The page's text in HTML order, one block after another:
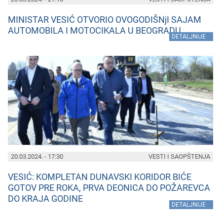
MINISTAR VESIĆ OTVORIO OVOGODIŠNjI SAJAM
AUTOMOBILA I MOTOCIKALA U BEOGRADU
DETALJNIJE
20.03.2024. - 17:30
VESIĆ: KOMPLETAN DUNAVSKI KORIDOR BIĆE
GOTOV PRE ROKA, PRVA DEONICA DO POŽAREVCA
DO KRAJA GODINE
DETALJNIJE
VESTI I SAOPŠTENJA